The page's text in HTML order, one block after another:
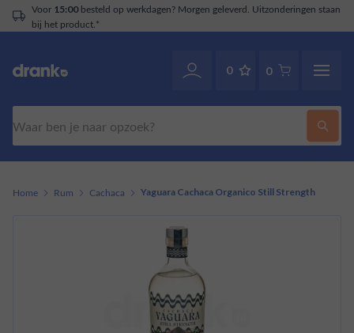
besteld op werkdagen? Morgen geleverd. Uitzonderingen staan
0 0
Home Rum Cachaca Yaguara Cachaca Organico Still Strength